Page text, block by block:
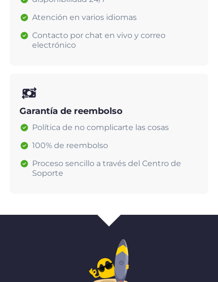
Atención en varios idiomas
Contacto por chat en vivo y correo
electrónico
Garantía de reembolso
Política de no complicarte las cosas
100% de reembolso
Proceso sencillo a través del Centro de
Soporte